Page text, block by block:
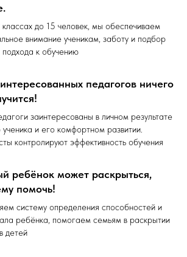
до 15 человек, мы обеспечиваем
внимание ученикам, заботу и подбор
подхода к обучению
педагогов ничего
заинтересованы в личном результате
и его комфортном развитии.
контролируют эффективность обучения
ребёнок может раскрыться,
помочь!
систему определения способностей и
ребёнка, помогаем семьям в раскрытии
детей